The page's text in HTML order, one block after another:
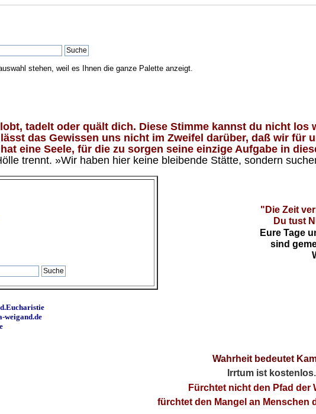
stehen, weil es Ihnen die ganze Palette anzeigt.
tadelt oder quält dich. Diese Stimme kannst du nicht los
das Gewissen uns nicht im Zweifel darüber, daß wir für
eine Seele, für die zu sorgen seine einzige Aufgabe in
trennt. »Wir haben hier keine bleibende Stätte, sondern
"Die Zeit
Du tust
Eure Tage
sind
weigand.de
Wahrheit bedeutet
Irrtum ist kostenlos.
Fürchtet nicht den Pfad der
fürchtet den Mangel an Menschen